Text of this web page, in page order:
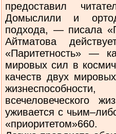
предоставил
Домыслили и
подхода, — писала
Айтматова
«Паритетность» —
мировых сил в
качеств двух
всечеловеческого
уживается с
«приоритетом»660.